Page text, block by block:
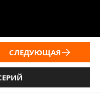
СЛЕДУЮЩАЯ